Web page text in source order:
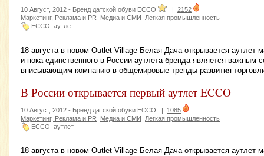
10 Август, 2012 - Бренд датской обуви ECCO | 2152
Маркетинг, Реклама и PR
Медиа и СМИ
Легкая промышленность
ECCO аутлет
18 августа в новом Outlet Village Белая Дача открывается аутлет
и пока единственного в России аутлета бренда является
вписывающим компанию в общемировые тренды развития
В России открывается первый аутлет ECCO
10 Август, 2012 - Бренд датской обуви ECCO | 1085
Маркетинг, Реклама и PR
Медиа и СМИ
Легкая промышленность
ECCO аутлет
18 августа в новом Outlet Village Белая Дача открывается аутлет